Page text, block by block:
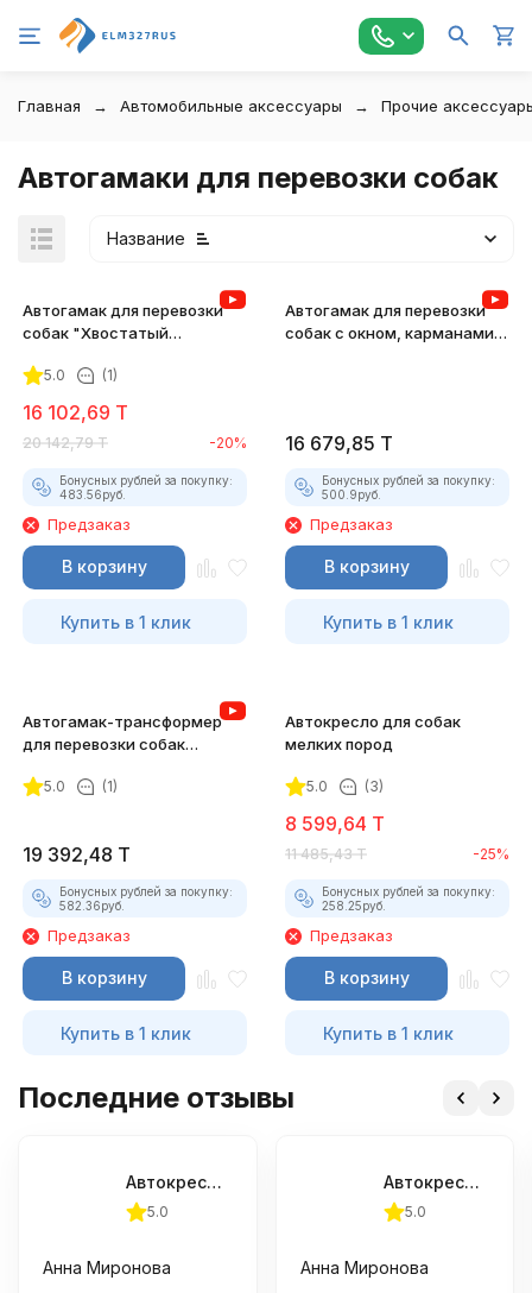
Главная Автомобильные аксессуары Прочие
Автогамаки для перевозки собак
Название
Автогамак для перевозки
собак "Хвостатый
защитой дверей и ремнем
5.0 (1)
16 102,69 T
20 142,79 T -20%
Бонусных рублей за покупку:
483.56руб.
Предзаказ
В корзину
Купить в 1 клик
Автогамак для перевозки
собак с окном, карманами и
16 679,85 T
Бонусных рублей за покупку:
500.9руб.
Предзаказ
В корзину
Купить в 1 клик
Автогамак-трансформер
для перевозки собак
Премиум" с защитой
5.0 (1)
19 392,48 T
Бонусных рублей за покупку:
582.36руб.
Предзаказ
В корзину
Купить в 1 клик
Автокресло для собак
мелких пород
5.0 (3)
8 599,64 T
11 485,43 T -25%
Бонусных рублей за покупку:
258.25руб.
Предзаказ
В корзину
Купить в 1 клик
Последние отзывы
Автокресло для собак мелких пород
5.0
Анна Миронова
Автокресло для собак мелких пород
5.0
Анна Миронова